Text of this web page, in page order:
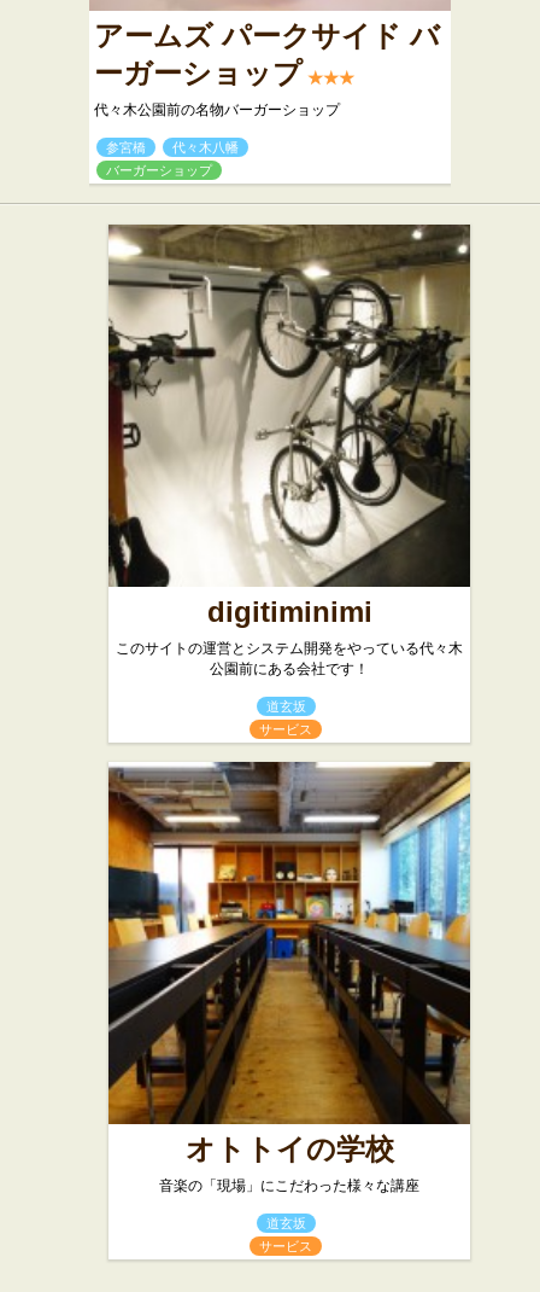
アームズ パークサイド バ
ーガーショップ ★★★
代々木公園前の名物バーガーショップ
参宮橋
代々木八幡
バーガーショップ
digitiminimi
このサイトの運営とシステム開発をやっている代々木
公園前にある会社です！
道玄坂
サービス
オトトイの学校
音楽の「現場」にこだわった様々な講座
道玄坂
サービス